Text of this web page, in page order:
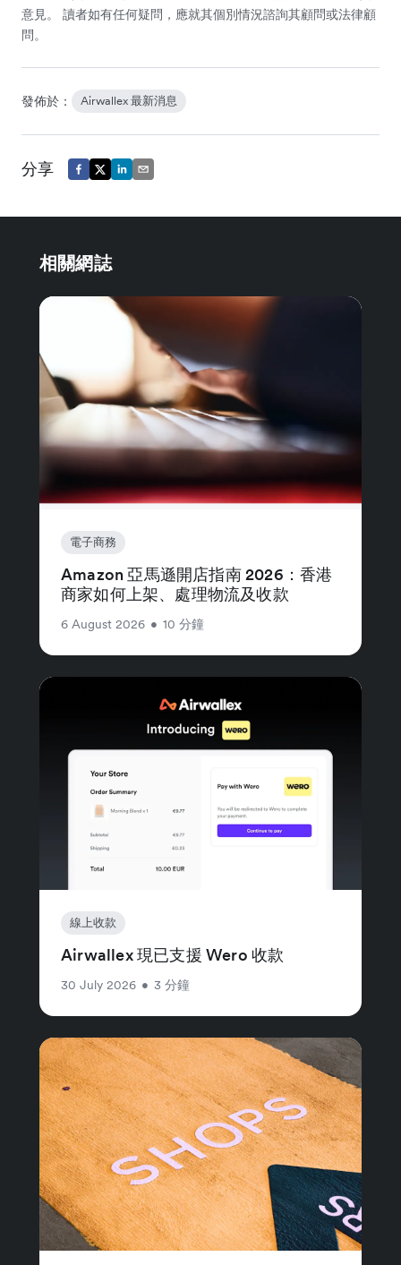
意見。 讀者如有任何疑問，應就其個別情況諮詢其顧問或法律顧
問。
發佈於： Airwallex 最新消息
分享
相關網誌
電子商務
Amazon 亞馬遜開店指南 2026：香港
商家如何上架、處理物流及收款
6 August 2026 • 10 分鐘
線上收款
Airwallex 現已支援 Wero 收款
30 July 2026 • 3 分鐘